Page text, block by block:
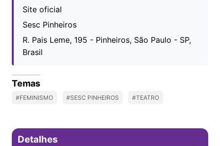
Site oficial
Sesc Pinheiros
R. Pais Leme, 195 - Pinheiros, São Paulo - SP,
Brasil
Temas
#FEMINISMO #SESC PINHEIROS #TEATRO
Detalhes